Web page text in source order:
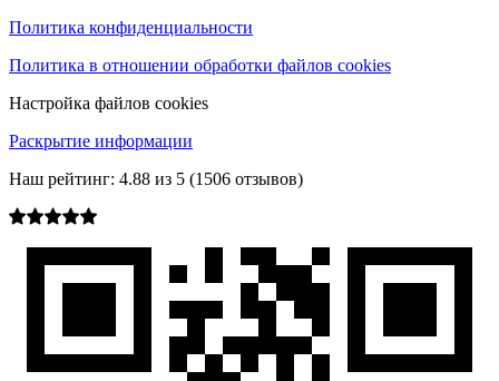
Политика конфиденциальности
Политика в отношении обработки файлов cookies
Настройка файлов cookies
Раскрытие информации
Наш рейтинг: 4.88 из 5 (1506 отзывов)